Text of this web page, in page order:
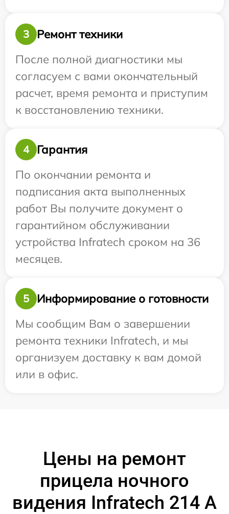
3
Ремонт техники
После полной диагностики мы
согласуем с вами окончательный
расчет, время ремонта и приступим
к восстановлению техники.
4
Гарантия
По окончании ремонта и
подписания акта выполненных
работ Вы получите документ о
гарантийном обслуживании
устройства Infratech сроком на 36
месяцев.
5
Информирование о готовности
Мы сообщим Вам о завершении
ремонта техники Infratech, и мы
организуем доставку к вам домой
или в офис.
Цены на ремонт
прицела ночного
видения Infratech 214 А